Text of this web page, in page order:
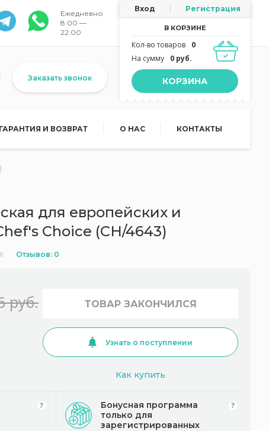
Ежедневно
8:00 —
22:00
Вход Регистрация
В КОРЗИНЕ
Кол-во товаров
0
На сумму
0 руб.
КОРЗИНА
Заказать звонок
ГАРАНТИЯ И ВОЗВРАТ О НАС КОНТАКТЫ
для европейских и
Choice (CH/4643)
Отзывов: 0
руб. ТОВАР ЗАКОНЧИЛСЯ
Узнать о поступлении
Как купить
Бонусная программа
только для
зарегистрированных